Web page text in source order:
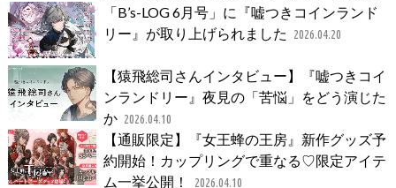
「B’s-LOG 6月号」に『嘘つきコインランド
リー』が取り上げられました
2026.04.20
【猿飛総司さんインタビュー】『嘘つきコイ
ンランドリー』夜見の「苦悩」をどう演じた
か 2026.04.10
【通販限定】『女王蜂の王房』新作グッズ予
約開始！カップリングで重なる♡限定アイテ
ム一挙公開！
2026.04.10